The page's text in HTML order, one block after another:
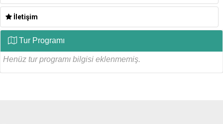
İletişim
Tur Programı
Henüz tur programı bilgisi eklenmemiş.